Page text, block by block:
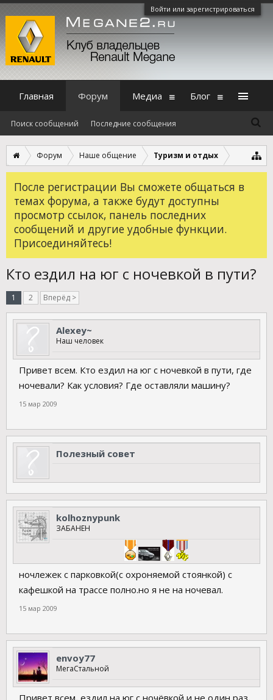
Войти или зарегистрироваться
Форум Наше общение Туризм и отдых
После регистрации Вы сможете общаться в
темах форума, а также будут доступны
просмотр ссылок, панель последних
сообщений и другие удобные функции.
Присоединяйтесь!
Кто ездил на юг с ночевкой в пути?
1 2 Вперёд >
Alexey~
Наш человек
Привет всем. Кто ездил на юг с ночевкой в пути, где
ночевали? Как условия? Где оставляли машину?
15 мар 2009
Полезный совет
kolhoznypunk
ЗАБАНЕН
ночлежек с парковкой(с охроняемой стоянкой) с
кафешкой на трассе полно.но я не на ночевал.
15 мар 2009
envoy77
МегаСтальной
Привет всем, ездил на юг с ночёвкой и не один раз,
Главная Форум
Поиск сообщений Последние сообщения
Медиа Блог